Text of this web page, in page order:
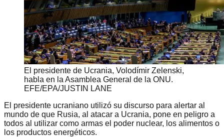
El presidente de Ucrania, Volodímir Zelenski,
habla en la Asamblea General de la ONU.
EFE/EPA/JUSTIN LANE
El presidente ucraniano utilizó su discurso para alertar al
mundo de que Rusia, al atacar a Ucrania, pone en peligro a
todos al utilizar como armas el poder nuclear, los alimentos o
los productos energéticos.